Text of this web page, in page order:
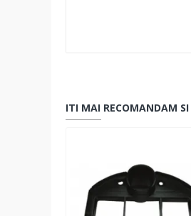
ITI MAI RECOMANDAM SI